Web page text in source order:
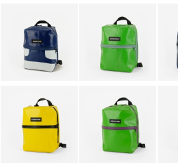
POUCH E CONTENITORI
CUSTODIE PER LAPTOP
AGENDA & NOTEBOOK
PORTACHIAVI
ALTRI ACCESSORI